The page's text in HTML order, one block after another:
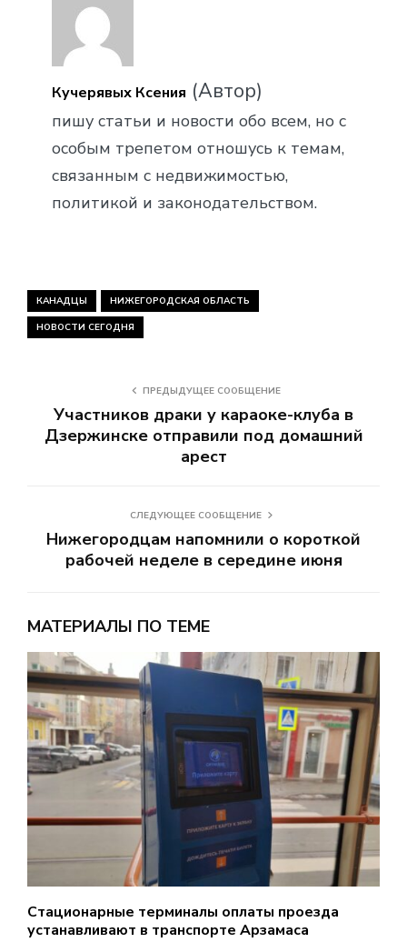
Кучерявых Ксения (Автор)
пишу статьи и новости обо всем, но с
особым трепетом отношусь к темам,
связанным с недвижимостью,
политикой и законодательством.
КАНАДЦЫ НИЖЕГОРОДСКАЯ ОБЛАСТЬ
НОВОСТИ СЕГОДНЯ
ПРЕДЫДУЩЕЕ СООБЩЕНИЕ
Участников драки у караоке-клуба в
Дзержинске отправили под домашний
арест
СЛЕДУЮЩЕЕ СООБЩЕНИЕ
Нижегородцам напомнили о короткой
рабочей неделе в середине июня
МАТЕРИАЛЫ ПО ТЕМЕ
Стационарные терминалы оплаты проезда
устанавливают в транспорте Арзамаса